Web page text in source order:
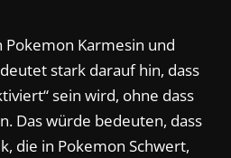
Pokemon Karmesin und
stark darauf hin, dass
sein wird, ohne dass
Das würde bedeuten, dass
die in Pokemon Schwert,